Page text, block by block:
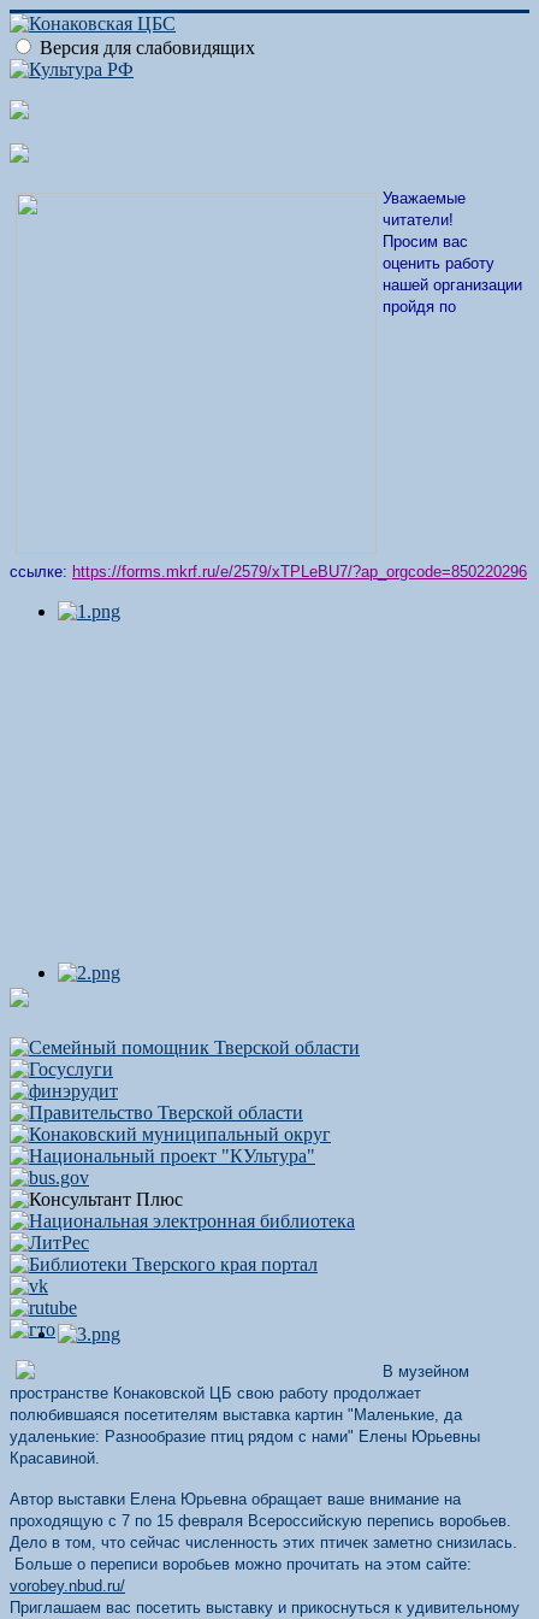
Версия для слабовидящих
Уважаемые
читатели!
Просим вас
оценить работу
нашей организации
пройдя по
ссылке: https://forms.mkrf.ru/e/2579/xTPLeBU7/?ap_orgcode=850220296
В музейном
пространстве Конаковской ЦБ свою работу продолжает
полюбившаяся посетителям выставка картин "Маленькие, да
удаленькие: Разнообразие птиц рядом с нами" Елены Юрьевны
Красавиной.
Автор выставки Елена Юрьевна обращает ваше внимание на
проходящую с 7 по 15 февраля Всероссийскую перепись воробьев.
Дело в том, что сейчас численность этих птичек заметно снизилась.
Больше о переписи воробьев можно прочитать на этом сайте:
vorobey.nbud.ru/
Приглашаем вас посетить выставку и прикоснуться к удивительному